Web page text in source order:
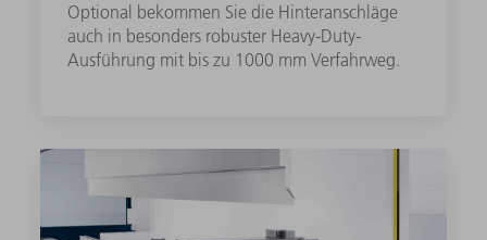
Optional bekommen Sie die Hinteranschläge
auch in besonders robuster Heavy-Duty-
Ausführung mit bis zu 1000 mm Verfahrweg.